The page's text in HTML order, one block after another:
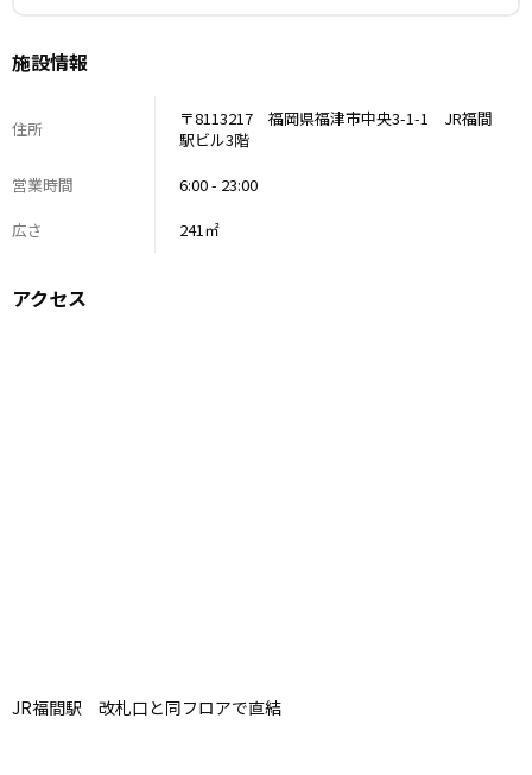
施設情報
住所
〒8113217 福岡県福津市中央3-1-1 JR福間
駅ビル3階
営業時間
6:00 - 23:00
広さ
241㎡
アクセス
JR福間駅 改札口と同フロアで直結